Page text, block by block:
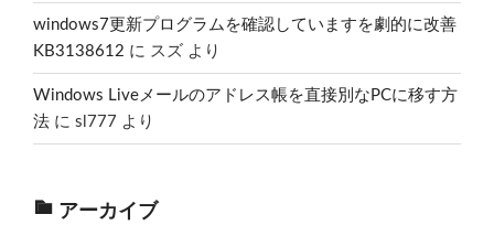
windows7更新プログラムを確認していますを劇的に改善
KB3138612 に スズ より
Windows Liveメールのアドレス帳を直接別なPCに移す方
法 に sl777 より
アーカイブ